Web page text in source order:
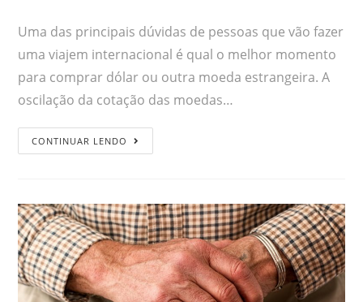
Uma das principais dúvidas de pessoas que vão fazer
uma viajem internacional é qual o melhor momento
para comprar dólar ou outra moeda estrangeira. A
oscilação da cotação das moedas…
CONTINUAR LENDO